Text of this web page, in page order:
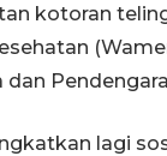
kotoran
lagi